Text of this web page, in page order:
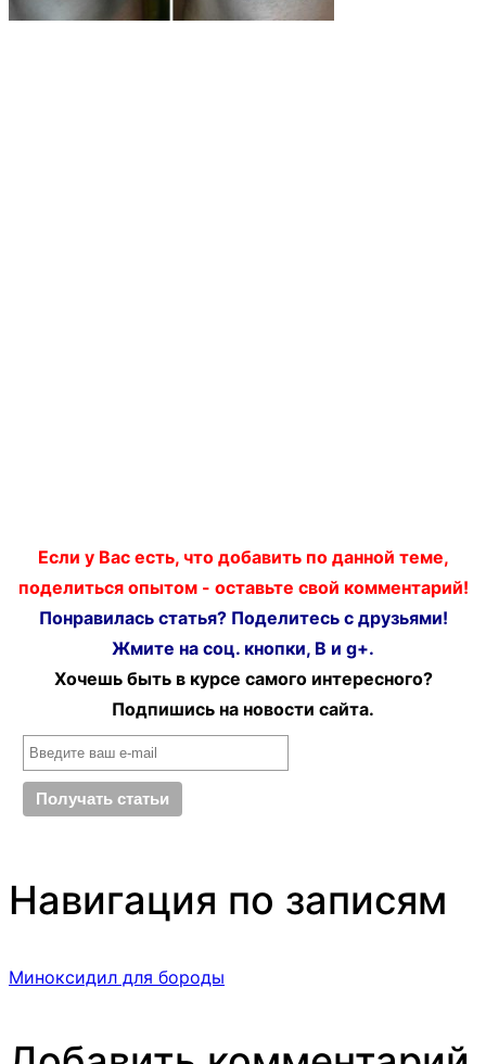
Если у Вас есть, что добавить по данной теме,
поделиться опытом - оставьте свой комментарий!
Понравилась статья? Поделитесь с друзьями!
Жмите на соц. кнопки, В и g+.
Хочешь быть в курсе самого интересного?
Подпишись на новости сайта.
Навигация по записям
Миноксидил для бороды